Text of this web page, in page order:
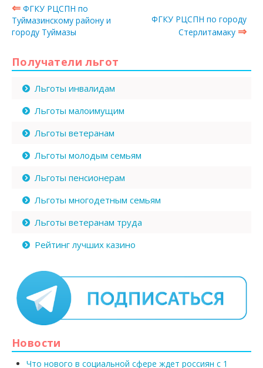
⇐ ФГКУ РЦСПН по
Туймазинскому району и
городу Туймазы
ФГКУ РЦСПН по городу
Стерлитамаку ⇒
Получатели льгот
Льготы инвалидам
Льготы малоимущим
Льготы ветеранам
Льготы молодым семьям
Льготы пенсионерам
Льготы многодетным семьям
Льготы ветеранам труда
Рейтинг лучших казино
Новости
Что нового в социальной сфере ждет россиян с 1